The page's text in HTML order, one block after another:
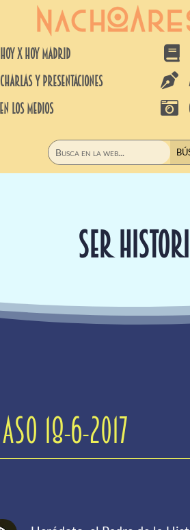
HOY X HOY MADRID
CHARLAS Y PRESENTACIONES
EN LOS MEDIOS



SER
18-6-2017